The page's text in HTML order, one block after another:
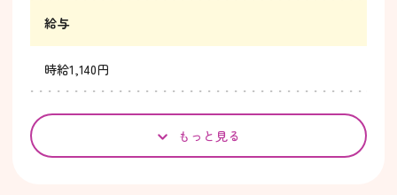
給与
時給1,140円
もっと見る